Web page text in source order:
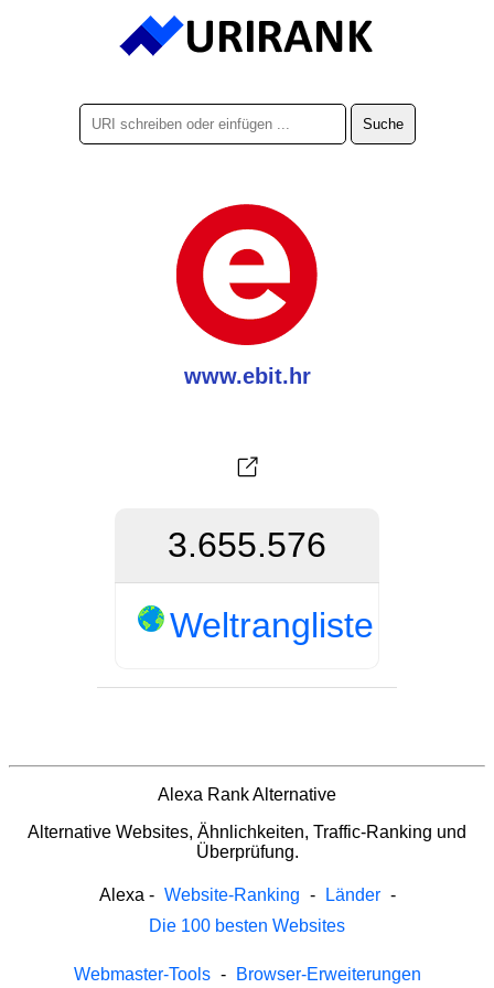
www.ebit.hr
3.655.576
Weltrangliste
Alexa Rank Alternative
Alternative Websites, Ähnlichkeiten, Traffic-Ranking und
Überprüfung.
Alexa - Website-Ranking - Länder -
Die 100 besten Websites
Webmaster-Tools - Browser-Erweiterungen